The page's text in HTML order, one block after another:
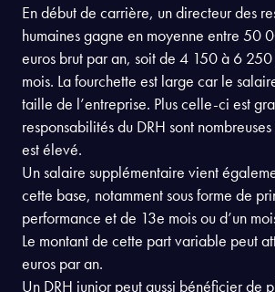
En début de carrière, un directeur des
humaines gagne en moyenne entre 50
euros brut par an, soit de 4 150 à 6
mois. La fourchette est large car le
taille de l’entreprise. Plus celle-ci est
responsabilités du DRH sont
est élevé.
Un salaire supplémentaire vient
cette base, notamment sous forme de
performance et de 13e mois ou d’un
Le montant de cette part variable peut
euros par an.
Un DRH junior peut aussi bénéficier de